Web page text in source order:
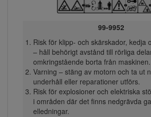
99-9952
Risk för klipp- och skärskador, kedja
– håll behörigt avstånd till rörliga
omkringstående borta från maskinen.
Varning – stäng av motorn och ta ut
underhåll eller reparationer utförs.
Risk för explosioner och elektriska
i områden där det finns nedgrävda
elledningar.